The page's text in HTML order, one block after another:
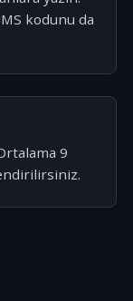
kodunu da
9